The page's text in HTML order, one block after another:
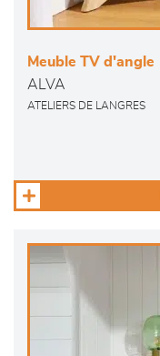
Meuble TV d'angle
ALVA
ATELIERS DE LANGRES